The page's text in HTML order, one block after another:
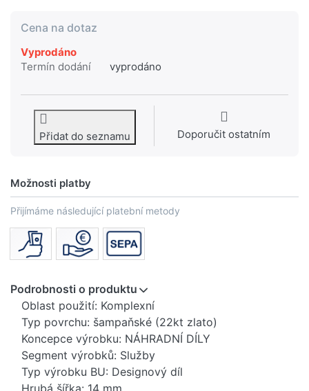
Cena na dotaz
Vyprodáno
Termín dodání
vyprodáno
Přidat do seznamu Doporučit ostatním
Možnosti platby
Přijímáme následující platební metody
Podrobnosti o produktu
Oblast použití: Komplexní
Typ povrchu: šampaňské (22kt zlato)
Koncepce výrobku: NÁHRADNÍ DÍLY
Segment výrobků: Služby
Typ výrobku BU: Designový díl
Hrubá šířka: 14 mm